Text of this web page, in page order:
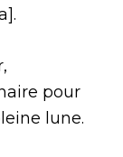
pour
lune.